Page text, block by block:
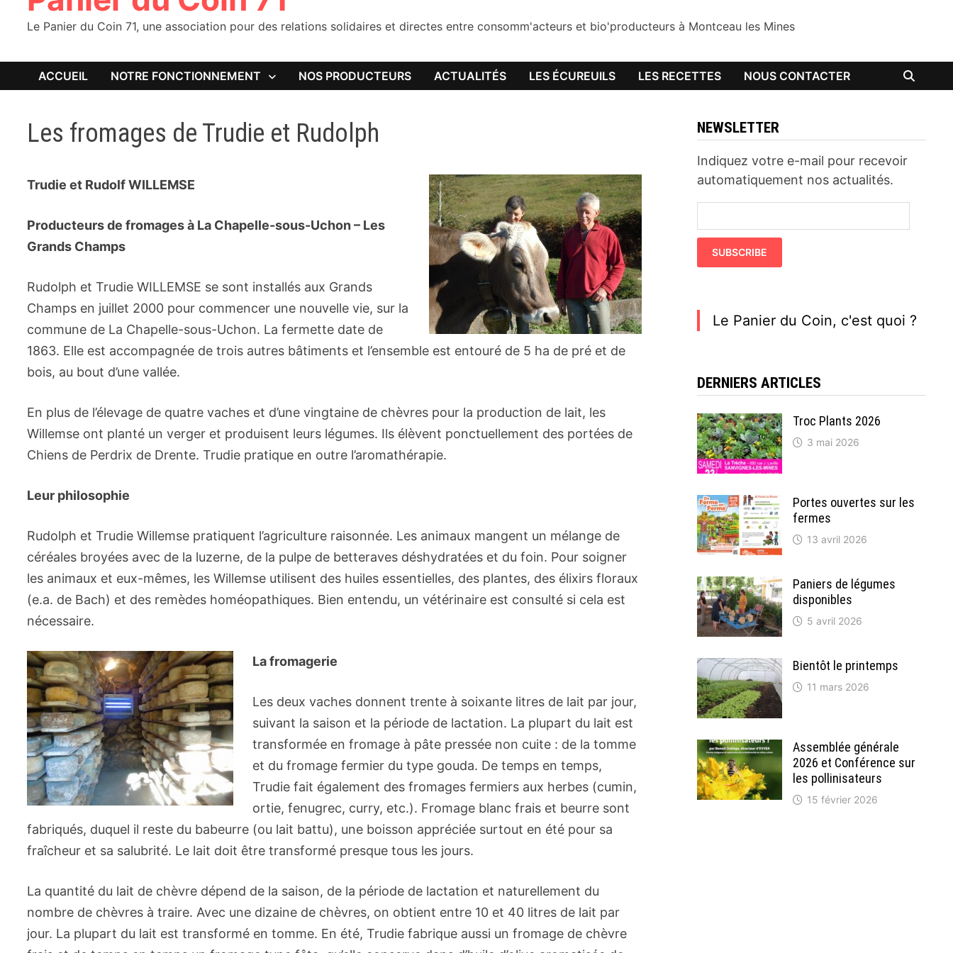
Le Panier du Coin 71, une association pour des relations solidaires et directes entre consomm'acteurs et bio'producteurs à Montceau les Mines
ACCUEIL NOTRE FONCTIONNEMENT NOS PRODUCTEURS ACTUALITÉS LES ÉCUREUILS LES RECETTES NOUS CONTACTER
Les fromages de Trudie et Rudolph
Trudie et Rudolf WILLEMSE
Producteurs de fromages à La Chapelle-sous-Uchon – Les
Grands Champs
Rudolph et Trudie WILLEMSE se sont installés aux Grands
Champs en juillet 2000 pour commencer une nouvelle vie, sur la
commune de La Chapelle-sous-Uchon. La fermette date de
1863. Elle est accompagnée de trois autres bâtiments et l’ensemble est entouré de 5 ha de pré et de
bois, au bout d’une vallée.
En plus de l’élevage de quatre vaches et d’une vingtaine de chèvres pour la production de lait, les
Willemse ont planté un verger et produisent leurs légumes. Ils élèvent ponctuellement des portées de
Chiens de Perdrix de Drente. Trudie pratique en outre l’aromathérapie.
Leur philosophie
Rudolph et Trudie Willemse pratiquent l’agriculture raisonnée. Les animaux mangent un mélange de
céréales broyées avec de la luzerne, de la pulpe de betteraves déshydratées et du foin. Pour soigner
les animaux et eux-mêmes, les Willemse utilisent des huiles essentielles, des plantes, des élixirs floraux
(e.a. de Bach) et des remèdes homéopathiques. Bien entendu, un vétérinaire est consulté si cela est
nécessaire.
La fromagerie
Les deux vaches donnent trente à soixante litres de lait par jour,
suivant la saison et la période de lactation. La plupart du lait est
transformée en fromage à pâte pressée non cuite : de la tomme
et du fromage fermier du type gouda. De temps en temps,
Trudie fait également des fromages fermiers aux herbes (cumin,
ortie, fenugrec, curry, etc.). Fromage blanc frais et beurre sont
fabriqués, duquel il reste du babeurre (ou lait battu), une boisson appréciée surtout en été pour sa
fraîcheur et sa salubrité. Le lait doit être transformé presque tous les jours.
La quantité du lait de chèvre dépend de la saison, de la période de lactation et naturellement du
nombre de chèvres à traire. Avec une dizaine de chèvres, on obtient entre 10 et 40 litres de lait par
jour. La plupart du lait est transformé en tomme. En été, Trudie fabrique aussi un fromage de chèvre
NEWSLETTER
Indiquez votre e-mail pour recevoir
automatiquement nos actualités.
Le Panier du Coin, c'est quoi ?
DERNIERS ARTICLES
Troc Plants 2026
3 mai 2026
Portes ouvertes sur les
fermes
13 avril 2026
Paniers de légumes
disponibles
5 avril 2026
Bientôt le printemps
11 mars 2026
Assemblée générale
2026 et Conférence sur
les pollinisateurs
15 février 2026